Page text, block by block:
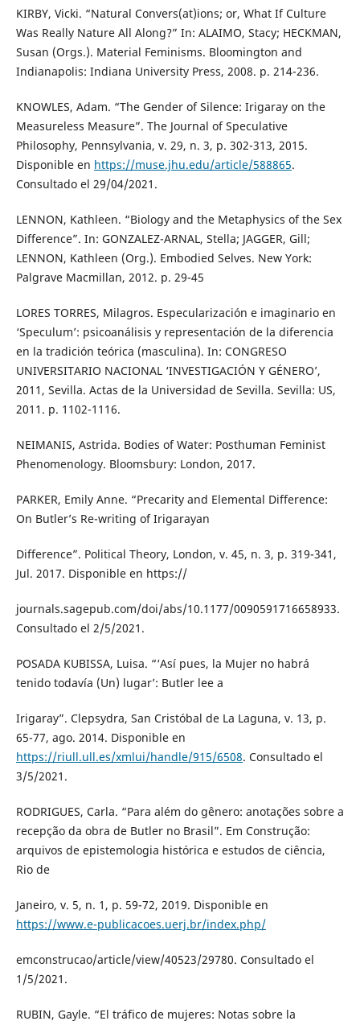
KIRBY, Vicki. “Natural Convers(at)ions; or, What If Culture
Was Really Nature All Along?” In: ALAIMO, Stacy; HECKMAN,
Susan (Orgs.). Material Feminisms. Bloomington and
Indianapolis: Indiana University Press, 2008. p. 214-236.
KNOWLES, Adam. “The Gender of Silence: Irigaray on the
Measureless Measure”. The Journal of Speculative
Philosophy, Pennsylvania, v. 29, n. 3, p. 302-313, 2015.
Disponible en https://muse.jhu.edu/article/588865.
Consultado el 29/04/2021.
LENNON, Kathleen. “Biology and the Metaphysics of the Sex
Difference”. In: GONZALEZ-ARNAL, Stella; JAGGER, Gill;
LENNON, Kathleen (Org.). Embodied Selves. New York:
Palgrave Macmillan, 2012. p. 29-45
LORES TORRES, Milagros. Especularización e imaginario en
‘Speculum’: psicoanálisis y representación de la diferencia
en la tradición teórica (masculina). In: CONGRESO
UNIVERSITARIO NACIONAL ‘INVESTIGACIÓN Y GÉNERO’,
2011, Sevilla. Actas de la Universidad de Sevilla. Sevilla: US,
2011. p. 1102-1116.
NEIMANIS, Astrida. Bodies of Water: Posthuman Feminist
Phenomenology. Bloomsbury: London, 2017.
PARKER, Emily Anne. “Precarity and Elemental Difference:
On Butler’s Re-writing of Irigarayan
Difference”. Political Theory, London, v. 45, n. 3, p. 319-341,
Jul. 2017. Disponible en https://
journals.sagepub.com/doi/abs/10.1177/0090591716658933.
Consultado el 2/5/2021.
POSADA KUBISSA, Luisa. “‘Así pues, la Mujer no habrá
tenido todavía (Un) lugar’: Butler lee a
Irigaray”. Clepsydra, San Cristóbal de La Laguna, v. 13, p.
65-77, ago. 2014. Disponible en
https://riull.ull.es/xmlui/handle/915/6508. Consultado el
3/5/2021.
RODRIGUES, Carla. “Para além do gênero: anotações sobre a
recepção da obra de Butler no Brasil”. Em Construção:
arquivos de epistemologia histórica e estudos de ciência,
Rio de
Janeiro, v. 5, n. 1, p. 59-72, 2019. Disponible en
https://www.e-publicacoes.uerj.br/index.php/
emconstrucao/article/view/40523/29780. Consultado el
1/5/2021.
RUBIN, Gayle. “El tráfico de mujeres: Notas sobre la